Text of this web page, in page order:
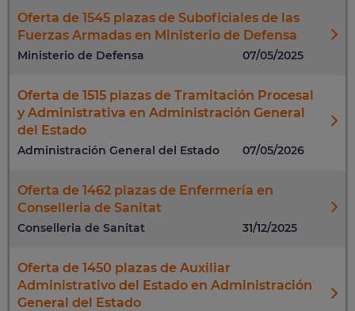
Oferta de 1545 plazas de Suboficiales de las
Fuerzas Armadas en Ministerio de Defensa
Ministerio de Defensa 07/05/2025
Oferta de 1515 plazas de Tramitación Procesal
y Administrativa en Administración General
del Estado
Administración General del Estado 07/05/2026
Oferta de 1462 plazas de Enfermería en
Conselleria de Sanitat
Conselleria de Sanitat 31/12/2025
Oferta de 1450 plazas de Auxiliar
Administrativo del Estado en Administración
General del Estado